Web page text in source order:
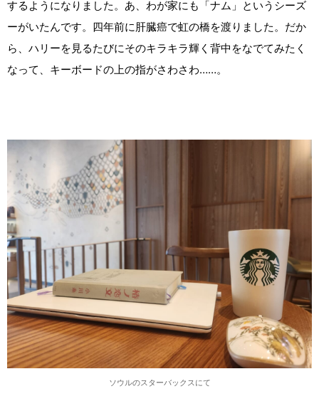
するようになりました。あ、わが家にも「ナム」というシーズ
ーがいたんです。四年前に肝臓癌で虹の橋を渡りました。だか
ら、ハリーを見るたびにそのキラキラ輝く背中をなでてみたく
なって、キーボードの上の指がさわさわ……。
ソウルのスターバックスにて